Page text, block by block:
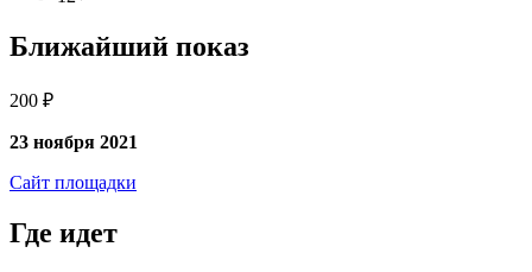
Ближайший показ
200 ₽
23 ноября 2021
Сайт площадки
Где идет